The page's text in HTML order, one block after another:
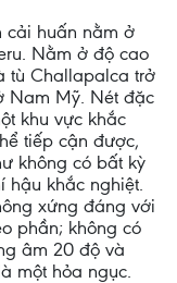
cải huấn nằm ở
Nằm ở độ cao
tù Challapalca trở
Nam Mỹ. Nét đặc
khu vực khắc
tiếp cận được,
không có bất kỳ
hậu khắc nghiệt.
xứng đáng với
phần; không có
âm 20 độ và
một hỏa ngục.